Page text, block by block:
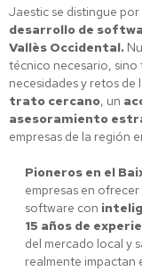
Jaestic se distingue
desarrollo de
Vallès Occidental.
técnico necesario,
necesidades y retos de
trato cercano, un
asesoramiento
empresas de la región
Pioneros en el
empresas en
software con
15 años de
del mercado local y
realmente impactan